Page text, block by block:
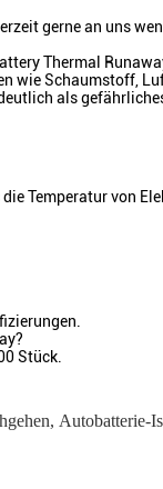
gerne an uns
Thermal
wie Schaumstoff,
als
Temperatur von
Stück.
, Autobatterie-